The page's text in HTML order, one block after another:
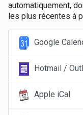
automatiquement,
les plus récentes à
Google
Hotmail /
Apple iCal